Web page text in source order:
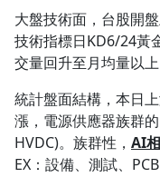
大盤技術面，台股開
技術指標日KD6/24黃
交量回升至月均量以
統計盤面結構，本日
漲，電源供應器族群
HVDC)。族群性， AI
EX：設備、測試、PCB